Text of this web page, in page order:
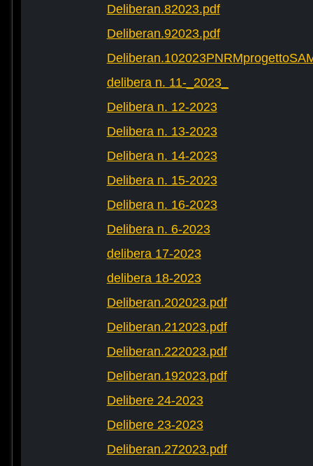
Deliberan.82023.pdf
Deliberan.92023.pdf
delibera n. 11-_2023_
Delibera n. 12-2023
Delibera n. 13-2023
Delibera n. 14-2023
Delibera n. 15-2023
Delibera n. 16-2023
Delibera n. 6-2023
delibera 17-2023
delibera 18-2023
Deliberan.202023.pdf
Deliberan.212023.pdf
Deliberan.222023.pdf
Deliberan.192023.pdf
Delibere 24-2023
Delibere 23-2023
Deliberan.272023.pdf